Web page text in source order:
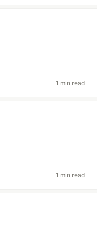
1 min read
1 min read